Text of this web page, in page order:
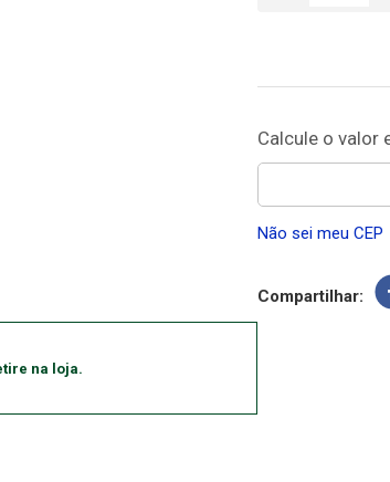
na loja.
Não sei meu CEP
Compartilhar